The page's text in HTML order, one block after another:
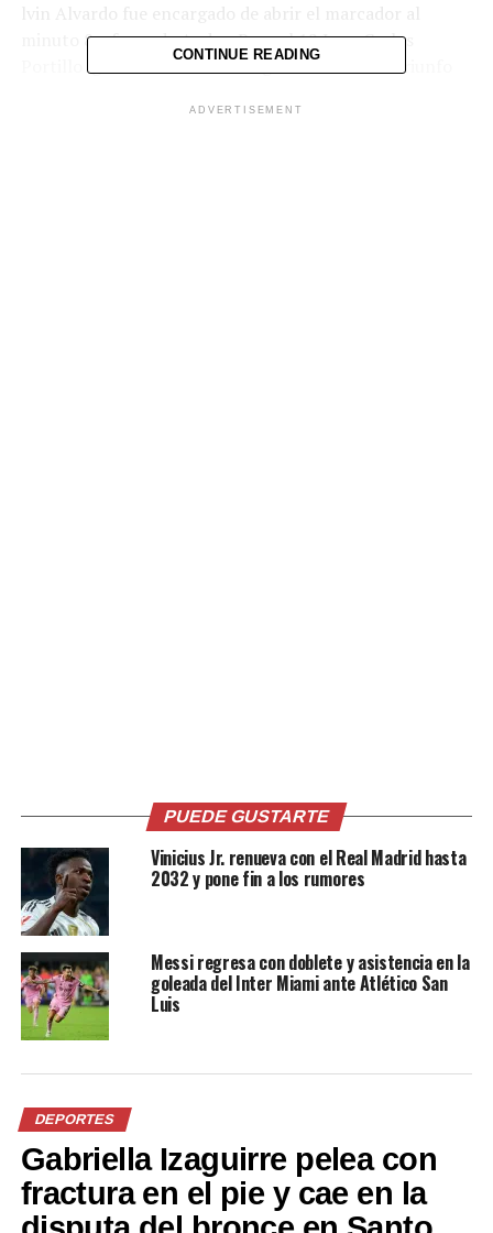
lvin Alvardo fue encargado de abrir el marcador al
minuto 8 a favor de Audaz. Pero al 12 Juan Carlos
Portillo igualó las acciones. El gol del histórico triunfo
bicampeoanto en la Copa El
Salvador al vencer 1-0 al
Audaz
1 mayo, 2019
En «Nacionales -deportes»
Clausura 2018 en la Primera
División
7 mayo, 2018
En «Águila»
Salvador entre Audaz y
29 marzo, 2019
En «Nacionales -deportes»
RELATED TOPICS: ALIANZA AUDAZ
DEPORTES
PRINCIPAL
CONTINUE READING
ADVERTISEMENT
PUEDE GUSTARTE
Vinicius Jr. renueva con el Real Madrid hasta
2032 y pone fin a los rumores
Messi regresa con doblete y asistencia en la
goleada del Inter Miami ante Atlético San
Luis
DEPORTES
Gabriella Izaguirre pelea con
fractura en el pie y cae en la